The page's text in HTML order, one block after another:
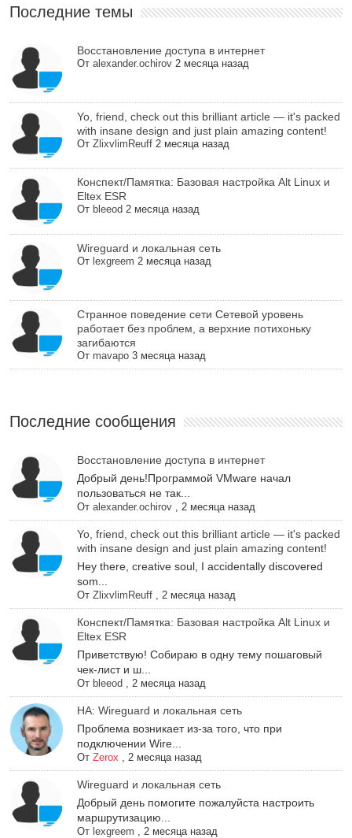
Последние темы
Восстановление доступа в интернет
От alexander.ochirov 2 месяца назад
Yo, friend, check out this brilliant article — it's packed
with insane design and just plain amazing content!
От ZlixvlimReuff 2 месяца назад
Конспект/Памятка: Базовая настройка Alt Linux и
Eltex ESR
От bleeod 2 месяца назад
Wireguard и локальная сеть
От lexgreem 2 месяца назад
Cтранное поведение сети Сетевой уровень
работает без проблем, а верхние потихоньку
загибаются
От mavapo 3 месяца назад
Последние сообщения
Восстановление доступа в интернет
Добрый день!Программой VMware начал
пользоваться не так...
От alexander.ochirov, 2 месяца назад
Yo, friend, check out this brilliant article — it's packed
with insane design and just plain amazing content!
Hey there, creative soul, I accidentally discovered
som...
От ZlixvlimReuff, 2 месяца назад
Конспект/Памятка: Базовая настройка Alt Linux и
Eltex ESR
Приветствую! Собираю в одну тему пошаговый
чек-лист и ш...
От bleeod 2 месяца назад
НА: Wireguard и локальная сеть
Проблема возникает из-за того, что при
подключении Wire...
От Zerox 2 месяца назад
Wireguard и локальная сеть
Добрый день помогите пожалуйста настроить
маршрутизацию...
От lexgreem 2 месяца назад